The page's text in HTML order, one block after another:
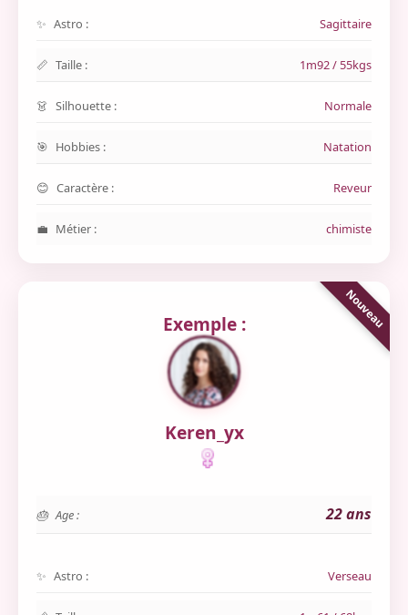
Astro : Sagittaire
Taille : 1m92 / 55kgs
Silhouette : Normale
Hobbies : Natation
Caractère : Reveur
Métier : chimiste
Exemple :
Keren_yx
Age : 22 ans
Astro : Verseau